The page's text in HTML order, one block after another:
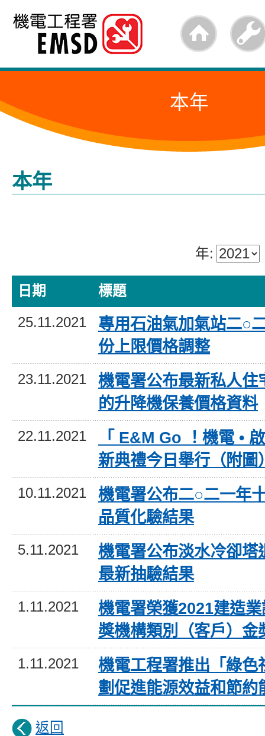
跳
內
的
始
本年
本年
年:
日期 標題
25.11.2021
專用石油氣加氣站二○
份上限價格調整
23.11.2021
機電署公布最新私人住
的升降機保養價格資料
22.11.2021
「 E&M Go ！機電 •
新典禮今日舉行（附圖
10.11.2021
機電署公布二○二一年
品質化驗結果
5.11.2021
機電署公布淡水冷卻塔
最新抽驗結果
1.11.2021
機電署榮獲2021建造
獎機構類別（客戶）金
1.11.2021
機電工程署推出「綠色
劃促進能源效益和節約
返回